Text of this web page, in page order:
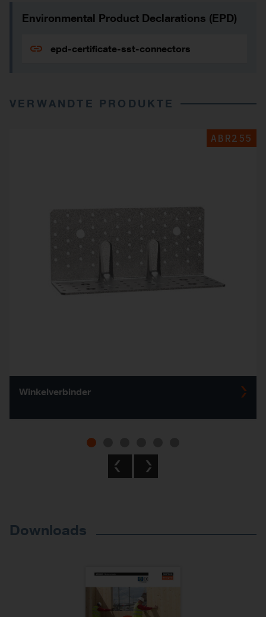
Environmental Product Declarations (EPD)
epd-certificate-sst-connectors
VERWANDTE PRODUKTE
ABR255
Winkelverbinder
Downloads